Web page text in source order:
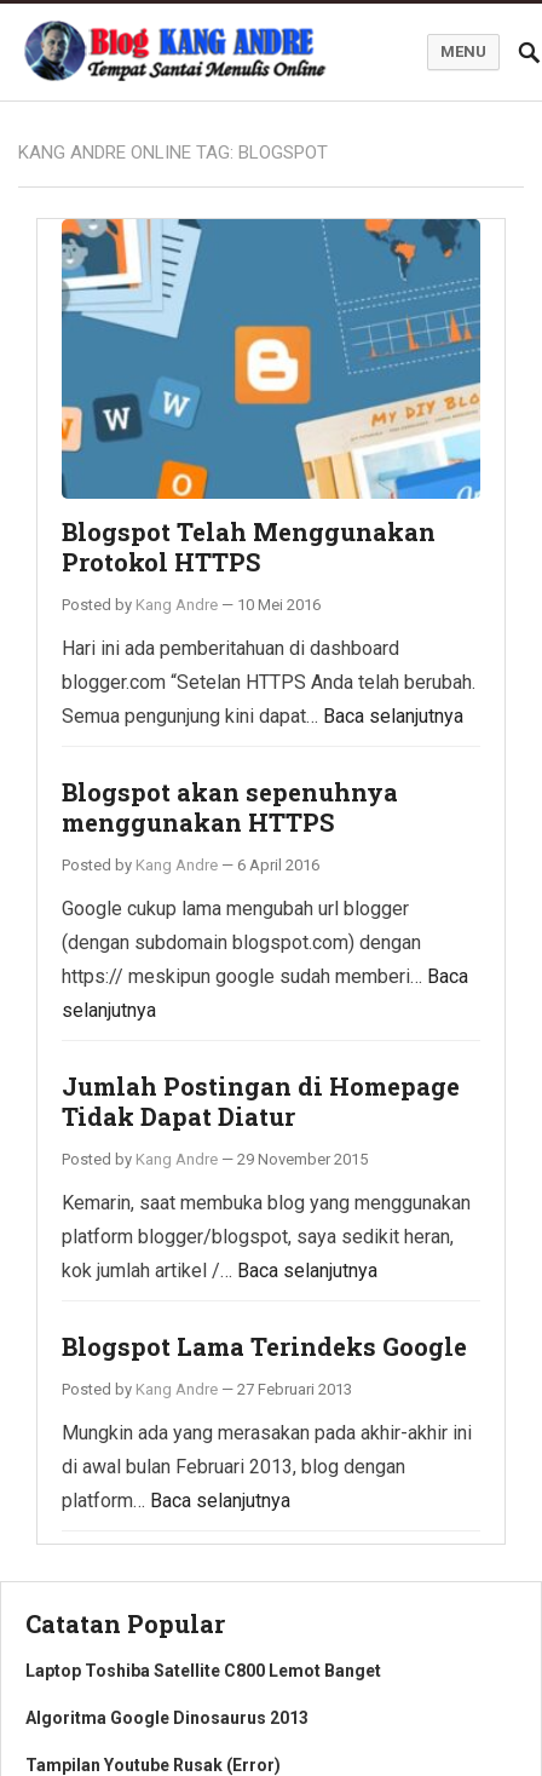
Kang Andre Online
MENU
KANG ANDRE ONLINE TAG: BLOGSPOT
Blogspot Telah Menggunakan
Protokol HTTPS
Posted by Kang Andre — 10 Mei 2016
Hari ini ada pemberitahuan di dashboard
blogger.com “Setelan HTTPS Anda telah berubah.
Semua pengunjung kini dapat… Baca selanjutnya
Blogspot akan sepenuhnya
menggunakan HTTPS
Posted by Kang Andre — 6 April 2016
Google cukup lama mengubah url blogger
(dengan subdomain blogspot.com) dengan
https:// meskipun google sudah memberi… Baca
selanjutnya
Jumlah Postingan di Homepage
Tidak Dapat Diatur
Posted by Kang Andre — 29 November 2015
Kemarin, saat membuka blog yang menggunakan
platform blogger/blogspot, saya sedikit heran,
kok jumlah artikel /… Baca selanjutnya
Blogspot Lama Terindeks Google
Posted by Kang Andre — 27 Februari 2013
Mungkin ada yang merasakan pada akhir-akhir ini
di awal bulan Februari 2013, blog dengan
platform… Baca selanjutnya
Catatan Popular
Laptop Toshiba Satellite C800 Lemot Banget
Algoritma Google Dinosaurus 2013
Tampilan Youtube Rusak (Error)